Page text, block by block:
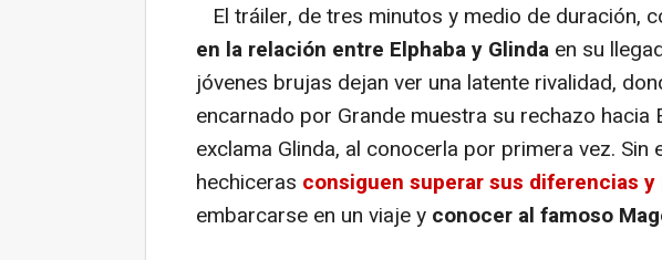
El tráiler, de tres minutos y medio de duración,
en la relación entre Elphaba y Glinda en su
jóvenes brujas dejan ver una latente rivalidad,
encarnado por Grande muestra su rechazo hacia
exclama Glinda, al conocerla por primera vez. Sin
hechiceras consiguen superar sus diferencias
embarcarse en un viaje y conocer al famoso